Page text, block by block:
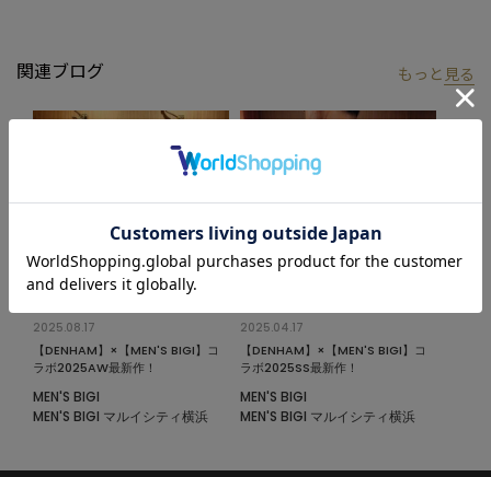
【DENHAM/デンハム】
2008年にオランダ・アムステルダムに誕生したDENHAM(デンハ
ンハムによって設立され、現在22か国もの国で取り扱われる世界
※照明・光の加減、PCやスマートフォンなどの環境により、製品
と画像のカラーの見え方が異なる場合がございます。
※画像はサンプルのため、色味やサイズ等の仕様が変更になる場
合がございます。
※サイズは弊社規定の採寸によって記載しておりますが、若干の
個体差が生じる場合がございます。
関連ブログ もっと 見る
2025.08.17
【DENHAM】×【MEN'S BIGI】コ
ラボ2025AW最新作！
MEN'S BIGI
MEN'S BIGI マルイシティ横浜
2025.04.17
【DENHAM】×【MEN'S BIGI】コ
ラボ2025SS最新作！
MEN'S BIGI
MEN'S BIGI マルイシティ横浜